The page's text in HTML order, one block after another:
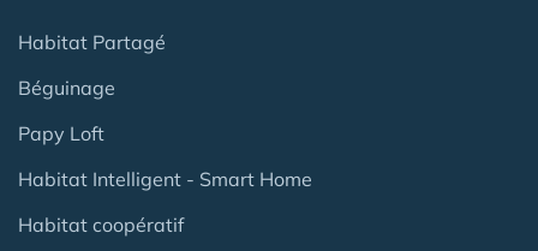
Habitat Partagé
Béguinage
Papy Loft
Habitat Intelligent - Smart Home
Habitat coopératif